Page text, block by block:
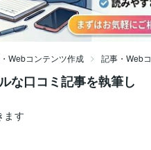
Webコンテンツ作成 記事・Web
な口コミ記事を執筆し
ます